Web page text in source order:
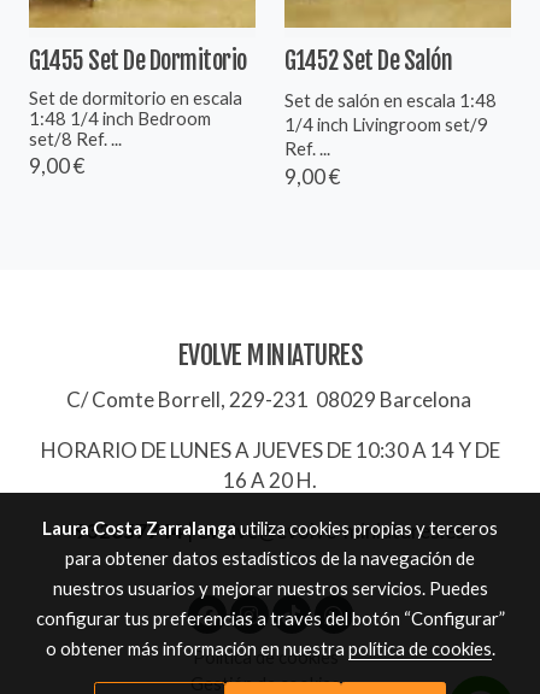
G1455 Set De Dormitorio
Set de dormitorio en escala
1:48 1/4 inch Bedroom
set/8 Ref. ...
9,00 €
G1452 Set De Salón
Set de salón en escala 1:48
1/4 inch Livingroom set/9
Ref. ...
9,00 €
EVOLVE MINIATURES
C/ Comte Borrell, 229-231 08029 Barcelona
HORARIO DE LUNES A JUEVES DE 10:30 A 14 Y DE
16 A 20 H.
932657744|evolve@evolve-miniatures.es
Política de cookies
Gestión de cookies
Laura Costa Zarralanga utiliza cookies propias y terceros
para obtener datos estadísticos de la navegación de
nuestros usuarios y mejorar nuestros servicios. Puedes
configurar tus preferencias a través del botón “Configurar”
o obtener más información en nuestra política de cookies.